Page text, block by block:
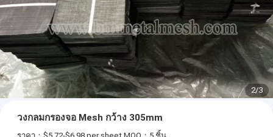
2/3
วงกลมกรองจอ Mesh กว้าง 305mm